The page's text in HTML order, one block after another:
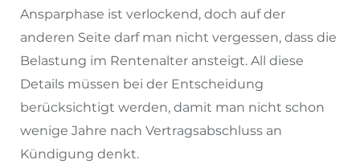
Ansparphase ist verlockend, doch auf der
anderen Seite darf man nicht vergessen, dass die
Belastung im Rentenalter ansteigt. All diese
Details müssen bei der Entscheidung
berücksichtigt werden, damit man nicht schon
wenige Jahre nach Vertragsabschluss an
Kündigung denkt.